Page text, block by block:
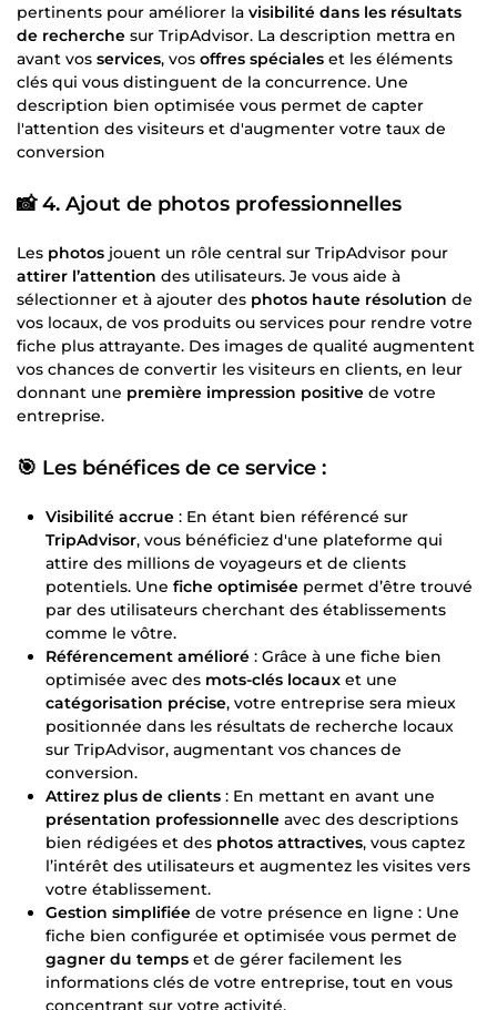
pertinents pour améliorer la visibilité dans les résultats
de recherche sur TripAdvisor. La description mettra en
avant vos services, vos offres spéciales et les éléments
clés qui vous distinguent de la concurrence. Une
description bien optimisée vous permet de capter
l'attention des visiteurs et d'augmenter votre taux de
conversion
📸4. Ajout de photos professionnelles
Les photos jouent un rôle central sur TripAdvisor pour
attirer l’attention des utilisateurs. Je vous aide à
sélectionner et à ajouter des photos haute résolution de
vos locaux, de vos produits ou services pour rendre votre
fiche plus attrayante. Des images de qualité augmentent
vos chances de convertir les visiteurs en clients, en leur
donnant une première impression positive de votre
entreprise.
🎯 Les bénéfices de ce service :
Visibilité accrue : En étant bien référencé sur
TripAdvisor, vous bénéficiez d'une plateforme qui
attire des millions de voyageurs et de clients
potentiels. Une fiche optimisée permet d’être trouvé
par des utilisateurs cherchant des établissements
comme le vôtre.
Référencement amélioré : Grâce à une fiche bien
optimisée avec des mots-clés locaux et une
catégorisation précise, votre entreprise sera mieux
positionnée dans les résultats de recherche locaux
sur TripAdvisor, augmentant vos chances de
conversion.
Attirez plus de clients : En mettant en avant une
présentation professionnelle avec des descriptions
bien rédigées et des photos attractives, vous captez
l’intérêt des utilisateurs et augmentez les visites vers
votre établissement.
Gestion simplifiée de votre présence en ligne : Une
fiche bien configurée et optimisée vous permet de
gagner du temps et de gérer facilement les
informations clés de votre entreprise, tout en vous
concentrant sur votre activité.